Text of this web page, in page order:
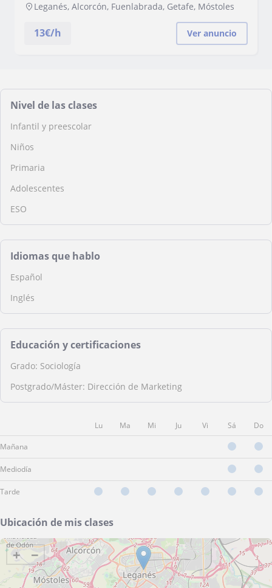
Leganés, Alcorcón, Fuenlabrada, Getafe, Móstoles
13€/h Ver anuncio
Nivel de las clases
Infantil y preescolar
Niños
Primaria
Adolescentes
ESO
Idiomas que hablo
Español
Inglés
Educación y certificaciones
Grado: Sociología
Postgrado/Máster: Dirección de Marketing
Lu Ma Mi Ju Vi Sá Do
Mañana
Mediodía
Tarde
Ubicación de mis clases
+ −